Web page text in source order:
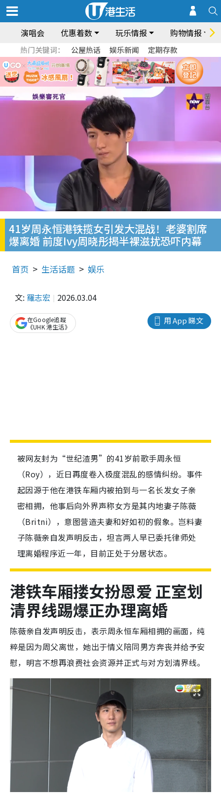
演唱会 优惠着数 玩乐情报 购物情报
热门关键词： 公屋热话 娱乐新闻 定期存款
41岁周永恒港铁揽女引发大混战！老婆割席
爆离婚 前度Ivy周晓彤揭半裸滋扰恐吓内幕
首页 生活话题 娱乐
文: 羅志宏 2026.03.04
用 App 睇文
在Google追蹤
《UHK 港生活》
被网友封为“世纪渣男”的41岁前歌手周永恒
（Roy），近日再度卷入极度混乱的感情纠纷。事件
起因源于他在港铁车厢内被拍到与一名长发女子亲
密相拥，他事后向外界声称女方是其内地妻子陈薇
（Britni），意图营造夫妻和好如初的假象。岂料妻
子陈薇亲自发声明反击，坦言两人早已委托律师处
理离婚程序近一年，目前正处于分居状态。
港铁车厢搂女扮恩爱 正室划
清界线踢爆正办理离婚
陈薇亲自发声明反击，表示周永恒车厢相拥的画面，纯
粹是因为周父离世，她出于情义陪同男方奔丧并给予安
慰，明言不想再浪费社会资源并正式与对方划清界线。